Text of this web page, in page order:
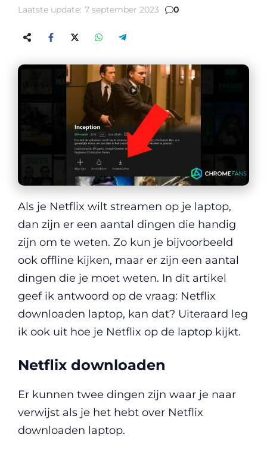
Laatste update: 7 september 2023 0
Als je Netflix wilt streamen op je laptop,
dan zijn er een aantal dingen die handig
zijn om te weten. Zo kun je bijvoorbeeld
ook offline kijken, maar er zijn een aantal
dingen die je moet weten. In dit artikel
geef ik antwoord op de vraag: Netflix
downloaden laptop, kan dat? Uiteraard leg
ik ook uit hoe je Netflix op de laptop kijkt.
Netflix downloaden
Er kunnen twee dingen zijn waar je naar
verwijst als je het hebt over Netflix
downloaden laptop.